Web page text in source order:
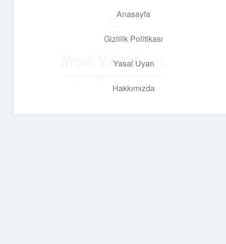
Anasayfa
Gizlilik Politikası
Yasal Uyarı
Hakkımızda
Neşeli Fikir Köşesi